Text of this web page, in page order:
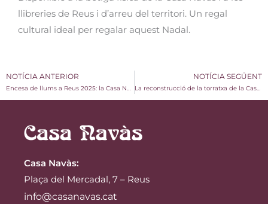
llibreries de Reus i d’arreu del territori. Un regal
cultural ideal per regalar aquest Nadal.
NOTÍCIA ANTERIOR
Encesa de llums a Reus 2025: la Casa Navàs s’uneix a l’inici del Nadal
NOTÍCIA SEGÜENT
La reconstrucció de la torratxa de la Casa Navàs: una ponència per explicar el procés patrimonial
Casa Navàs:
Plaça del Mercadal, 7 – Reus
info@casanavas.cat